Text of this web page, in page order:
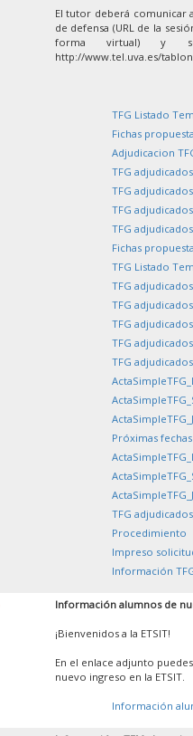
El tutor deberá comunicar
de defensa (URL de la
forma virtual) y
http://www.tel.uva.es/
TFG Listado
Fichas
Adjudicacion
TFG
TFG
TFG
TFG
Fichas
TFG Listado
TFG
TFG
TFG
TFG
TFG
Próximas
TFG
Procedimiento
Impreso
Información
Información alumnos de
¡Bienvenidos a la ETSIT!
En el enlace adjunto
nuevo ingreso en la ETSIT.
Información